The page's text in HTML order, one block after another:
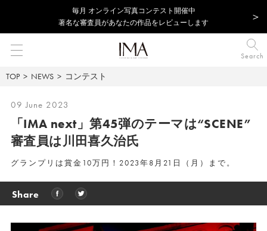
毎⽉ オンライン写真コンテスト開催中
著名な審査員があなたの作品をレビューします
Search
TOP NEWS コンテスト
09 June 2023
「IMA next」第45弾のテーマは“SCENE”
審査員は川田喜久治氏
グランプリは賞金10万円！2023年8月21日（月）まで。
Share